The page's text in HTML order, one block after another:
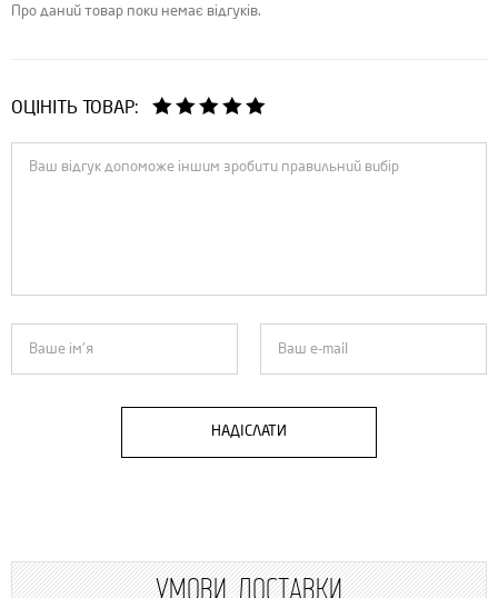
Про даний товар поки немає відгуків.
ОЦІНІТЬ ТОВАР:
НАДІСЛАТИ
УМОВИ ДОСТАВКИ